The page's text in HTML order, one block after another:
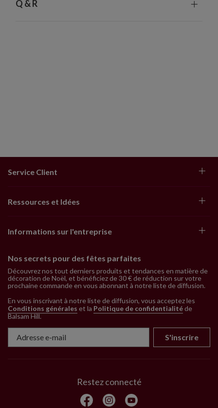
Q & R
Service Client
Ressources et Idées
Informations sur l'entreprise
Nos secrets pour des fêtes parfaites
Découvrez nos tout derniers produits et tendances en matière de
décoration de Noël, et bénéficiez de 30 € de réduction sur votre
prochaine commande en vous abonnant à notre liste de diffusion.
En vous inscrivant à notre liste de diffusion, vous acceptez les
Conditions générales et la Politique de confidentialitéde
Balsam Hill.
S'inscrire
Restez connecté